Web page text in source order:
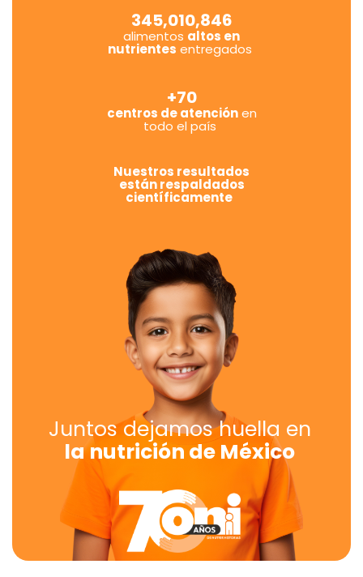
345,010,846
alimentos altos en
nutrientes entregados
+70
centros de atenciónen
todo el país
Nuestros resultados
están respaldados
científicamente
Juntos dejamos huella en
la nutrición de México